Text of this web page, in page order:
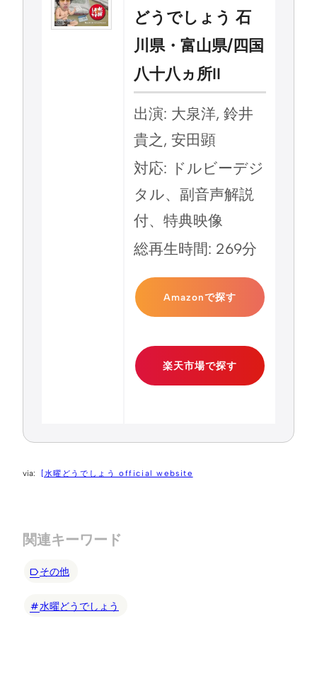
どうでしょう 石
川県・富山県/四国
八十八ヵ所II
出演: 大泉洋, 鈴井
貴之, 安田顕
対応: ドルビーデジ
タル、副音声解説
付、特典映像
総再生時間: 269分
Amazonで探す
楽天市場で探す
[水曜どうでしょう official website
関連キーワード
その他
水曜どうでしょう